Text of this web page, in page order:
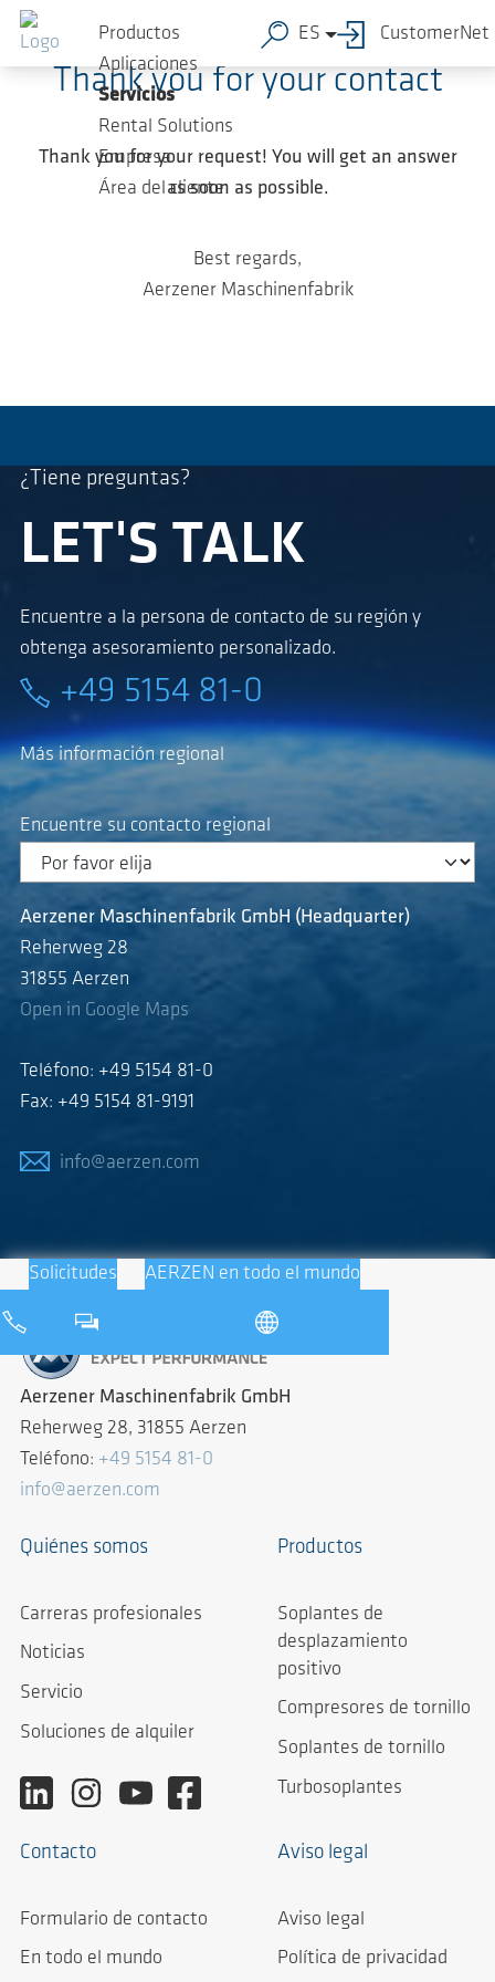
Saltar al contenido principal
Productos
Aplicaciones
Servicios
Rental Solutions
Empresa
Área del cliente
ES CustomerNet
Thank you for your contact
Thank you for your request! You will get an answer
as soon as possible.
Best regards,
Aerzener Maschinenfabrik
¿Tiene preguntas?
LET'S TALK
Encuentre a la persona de contacto de su región y
obtenga asesoramiento personalizado.
+49 5154 81-0
Más información regional
Encuentre su contacto regional
Aerzener Maschinenfabrik GmbH (Headquarter)
Reherweg 28
31855 Aerzen
Open in Google Maps
Teléfono: +49 5154 81-0
Fax: +49 5154 81-9191
info@aerzen.com
Solicitudes AERZEN en todo el mundo
Aerzener Maschinenfabrik GmbH
Reherweg 28, 31855 Aerzen
Teléfono: +49 5154 81-0
info@aerzen.com
Quiénes somos
Carreras profesionales
Noticias
Servicio
Soluciones de alquiler
Productos
Soplantes de
desplazamiento
positivo
Compresores de tornillo
Soplantes de tornillo
Turbosoplantes
Contacto
Formulario de contacto
En todo el mundo
Aviso legal
Aviso legal
Política de privacidad